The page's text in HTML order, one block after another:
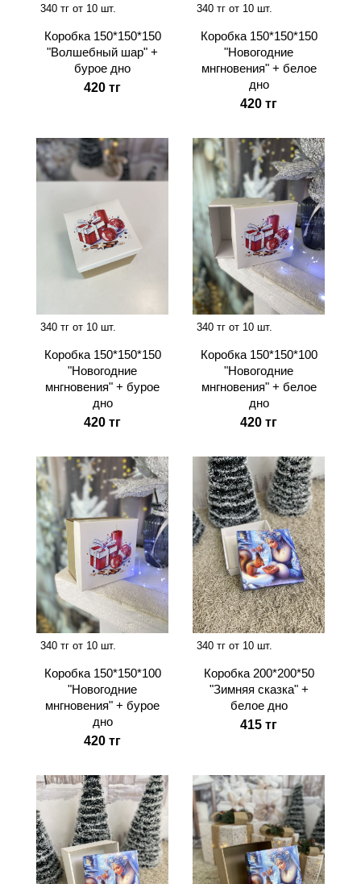
340 тг от 10 шт.
Коробка 150*150*150
"Волшебный шар" +
бурое дно
420 тг
340 тг от 10 шт.
Коробка 150*150*150
"Новогодние
мнгновения" + белое
дно
420 тг
340 тг от 10 шт.
Коробка 150*150*150
"Новогодние
мнгновения" + бурое
дно
420 тг
340 тг от 10 шт.
Коробка 150*150*100
"Новогодние
мнгновения" + белое
дно
420 тг
340 тг от 10 шт.
Коробка 150*150*100
"Новогодние
мнгновения" + бурое
дно
420 тг
340 тг от 10 шт.
Коробка 200*200*50
"Зимняя сказка" +
белое дно
415 тг